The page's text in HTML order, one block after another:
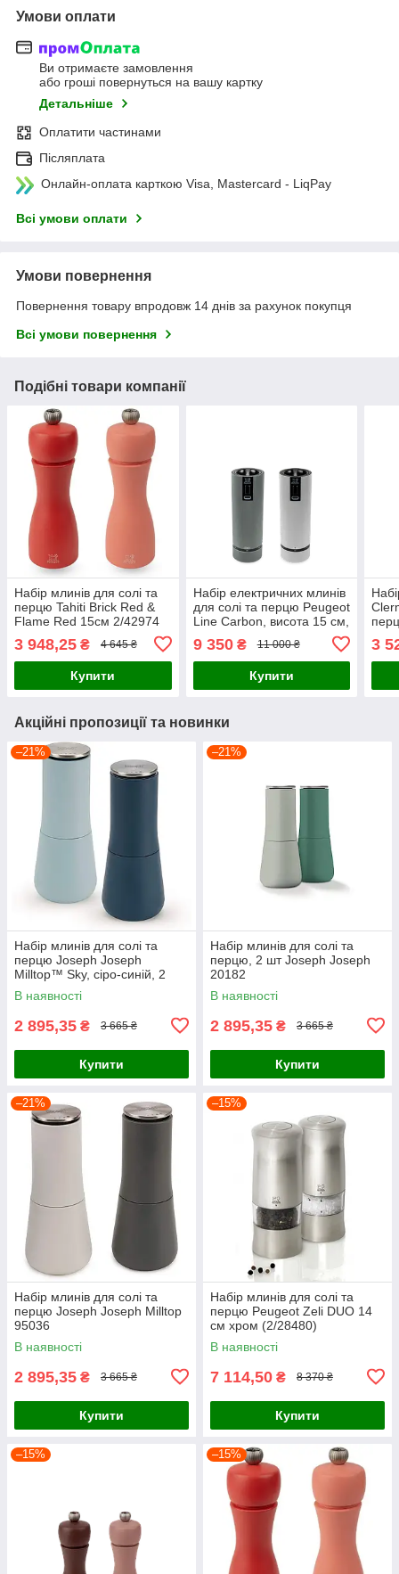
Умови оплати
Ви отримаєте замовлення
або гроші повернуться на вашу картку
Детальніше
Оплатити частинами
Післяплата
Онлайн-оплата карткою Visa, Mastercard - LiqPay
Всі умови оплати
Умови повернення
Повернення товару впродовж 14 днів за рахунок покупця
Всі умови повернення
Подібні товари компанії
Набір млинів для солі та
перцю Tahiti Brick Red &
Flame Red 15см 2/42974
3 948,25 ₴ 4 645 ₴
Купити
Набір електричних млинів
для солі та перцю Peugeot
Line Carbon, висота 15 см,
9 350₴ 11 000 ₴
Купити
3
Акційні пропозиції та новинки
–21%
Набір млинів для солі та
перцю Joseph Joseph
Milltop™ Sky, сіро-синій, 2
штуки (20157)
В наявності
2 895,35 ₴ 3 665 ₴
Купити
–21%
Набір млинів для солі та
перцю, 2 шт Joseph Joseph
20182
В наявності
2 895,35 ₴ 3 665 ₴
Купити
–21%
Набір млинів для солі та
перцю Joseph Joseph Milltop
95036
В наявності
2 895,35 ₴ 3 665 ₴
Купити
–15%
Набір млинів для солі та
перцю Peugeot Zeli DUO 14
см хром (2/28480)
В наявності
7 114,50 ₴ 8 370 ₴
Купити
–15% –15%